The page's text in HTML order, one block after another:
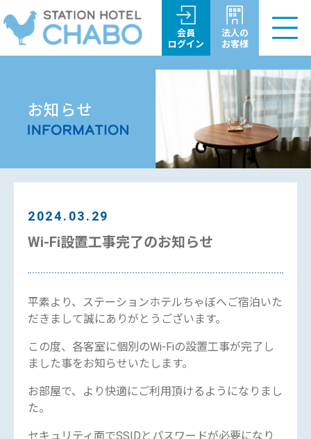
会員
ログイン
法人の
お客様
お知らせ
2024.03.29
Wi-Fi設置工事完了のお知らせ
平素より、ステーションホテルちゃぼへご宿泊いた
だきまして誠にありがとうございます。
この度、各客室に個別のWi-Fiの設置工事が完了し
ました事をお知らせいたします。
お部屋で、より快適にご利用頂けるようになりまし
た。
セキュリティ面でSSIDとパスワードが必要になり